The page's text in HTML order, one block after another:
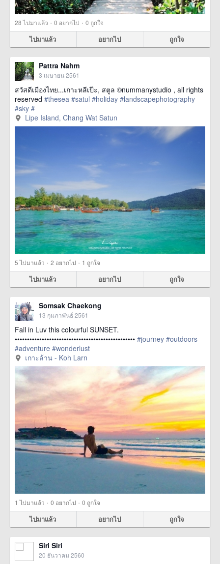
28ไปมาแล้ว · 0 อยากไป · 0 ถูกใจ
ไปมาแล้ว อยากไป ถูกใจ
Pattra Nahm
3 เมษายน 2561
สวัสดีเมืองไทย...เกาะหลีเป๊ะ, สตูล ©nummanystudio , all rights
reserved #thesea #satul #holiday #landscapephotography
#sky #
href=https://m.thetrippacker.com/th/image/LipeIsland/212144>
more
Lipe Island, Chang Wat Satun
5ไปมาแล้ว · 2 อยากไป · 1 ถูกใจ
ไปมาแล้ว อยากไป ถูกใจ
Somsak Chaekong
13 กุมภาพันธ์ 2561
Fall in Luv this colourful SUNSET.
••••••••••••••••••••••••••••••••••••••••••••••••• #journey #outdoors
#adventure #wonderlust
href=https://m.thetrippacker.com/th/image/เกาะ
ล้านKohLarn/211777> more
เกาะล้าน - Koh Larn
1 ไปมาแล้ว · 0 อยากไป · 0 ถูกใจ
ไปมาแล้ว อยากไป ถูกใจ
Siri Siri
20 ธันวาคม 2560